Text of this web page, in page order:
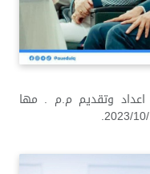
اعداد وتقديم م.م . مها